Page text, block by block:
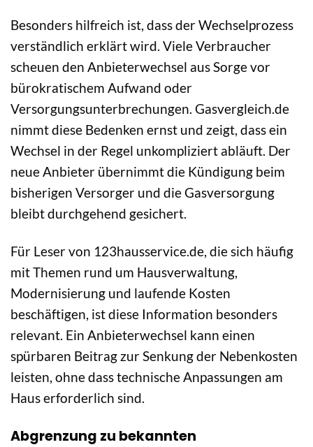
Besonders hilfreich ist, dass der Wechselprozess
verständlich erklärt wird. Viele Verbraucher
scheuen den Anbieterwechsel aus Sorge vor
bürokratischem Aufwand oder
Versorgungsunterbrechungen. Gasvergleich.de
nimmt diese Bedenken ernst und zeigt, dass ein
Wechsel in der Regel unkompliziert abläuft. Der
neue Anbieter übernimmt die Kündigung beim
bisherigen Versorger und die Gasversorgung
bleibt durchgehend gesichert.
Für Leser von 123hausservice.de, die sich häufig
mit Themen rund um Hausverwaltung,
Modernisierung und laufende Kosten
beschäftigen, ist diese Information besonders
relevant. Ein Anbieterwechsel kann einen
spürbaren Beitrag zur Senkung der Nebenkosten
leisten, ohne dass technische Anpassungen am
Haus erforderlich sind.
Abgrenzung zu bekannten